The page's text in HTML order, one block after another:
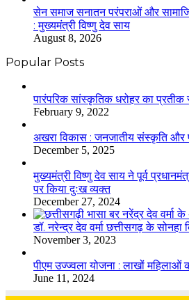
सेन समाज सनातन परंपराओं और
: मुख्यमंत्री विष्णु देव साय
August 8, 2026
Popular Posts
​​​​​​​पारंपरिक सांस्कृतिक धरोहर का प्रतीक
February 9, 2022
अखरा विकास : जनजातीय संस्कृति और
December 5, 2025
मुख्यमंत्री विष्णु देव साय ने पूर्व
पर किया दुःख व्यक्त
December 27, 2024
डॉ. नरेन्द्र देव वर्मा छत्तीसगढ़ के सोनहा
November 3, 2023
पीएम उज्ज्वला योजना : लाखों महिलाओं
June 11, 2024